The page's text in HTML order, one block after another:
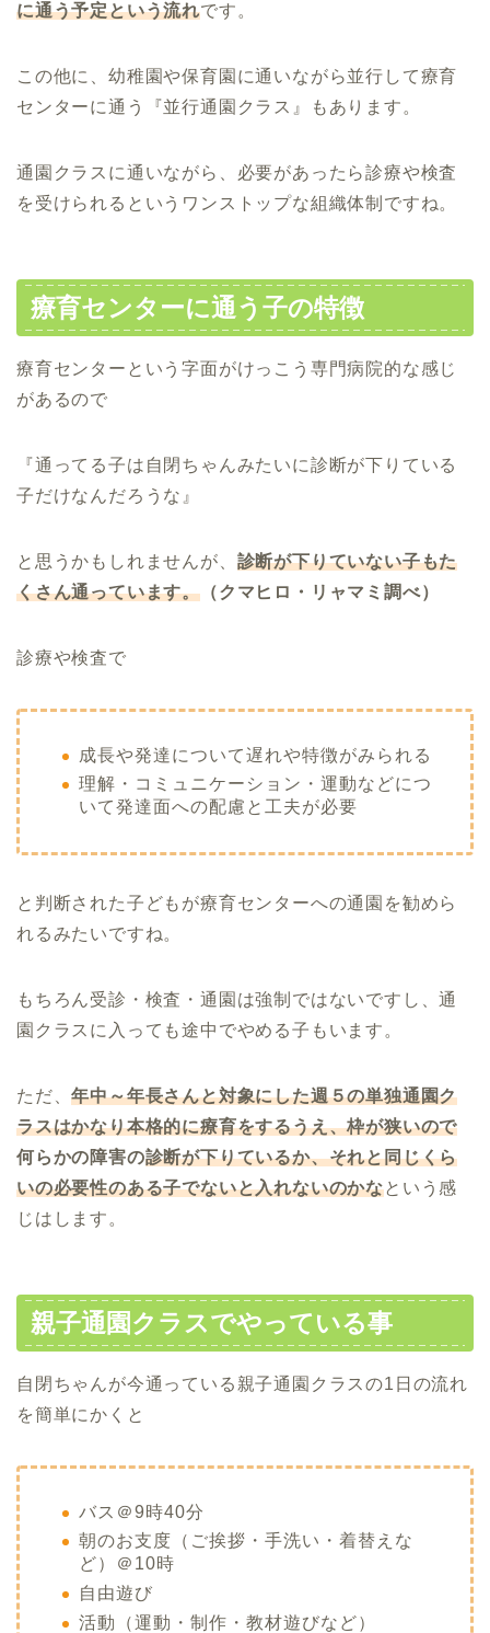
に通う予定という流れです。
この他に、幼稚園や保育園に通いながら並行して療育
センターに通う『並行通園クラス』もあります。
通園クラスに通いながら、必要があったら診療や検査
を受けられるというワンストップな組織体制ですね。
療育センターに通う子の特徴
療育センターという字面がけっこう専門病院的な感じ
があるので
『通ってる子は自閉ちゃんみたいに診断が下りている
子だけなんだろうな』
と思うかもしれませんが、 診断が下りていない子もた
くさん通っています。 （クマヒロ・リャマミ調べ）
診療や検査で
成長や発達について遅れや特徴がみられる
理解・コミュニケーション・運動などにつ
いて発達面への配慮と工夫が必要
と判断された子どもが療育センターへの通園を勧めら
れるみたいですね。
もちろん受診・検査・通園は強制ではないですし、通
園クラスに入っても途中でやめる子もいます。
ただ、年中～年長さんと対象にした週５の単独通園ク
ラスはかなり本格的に療育をするうえ、枠が狭いので
何らかの障害の診断が下りているか、それと同じくら
いの必要性のある子でないと入れないのかなという感
じはします。
親子通園クラスでやっている事
自閉ちゃんが今通っている親子通園クラスの1日の流れ
を簡単にかくと
バス＠9時40分
朝のお支度（ご挨拶・手洗い・着替えな
ど）＠10時
自由遊び
活動（運動・制作・教材遊びなど）